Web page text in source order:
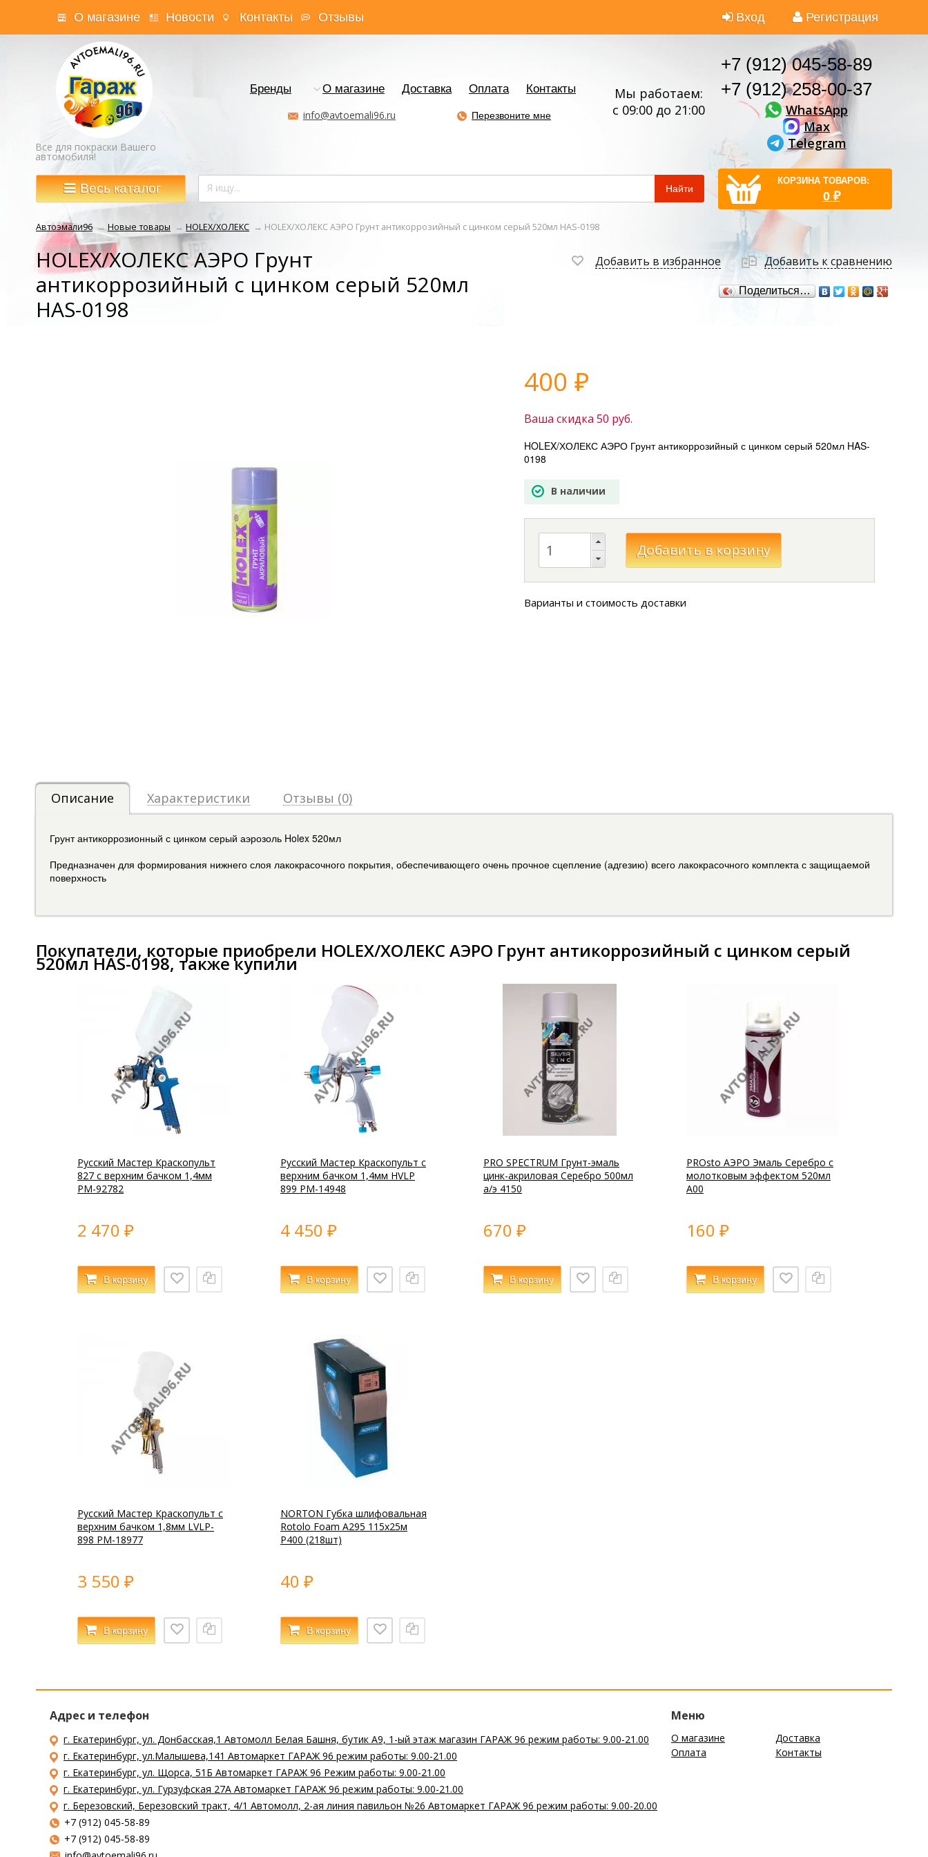
Вход Регистрация
О магазине Новости Контакты Отзывы
Все для покраски Вашего
автомобиля!
Бренды О магазине Доставка Оплата
Контакты
info@avtoemali96.ru
Перезвоните мне
Мы работаем:
с 09:00 до 21:00
+7 (912) 045-58-89
+7 (912) 258-00-37
WhatsApp
Max
Telegram
Весь каталог Найти
КОРЗИНА ТОВАРОВ:
0 ₽
Автоэмали96 →Новые товары → HOLEX/ХОЛЕКС → HOLEX/ХОЛЕКС АЭРО Грунт антикоррозийный с цинком серый 520мл HAS-0198
HOLEX/ХОЛЕКС АЭРО Грунт
антикоррозийный с цинком серый 520мл
HAS-0198
Добавить в избранное Добавить к сравнению
Поделиться…
400 ₽
Ваша скидка 50 руб.
HOLEX/ХОЛЕКС АЭРО Грунт антикоррозийный с цинком серый 520мл HAS-
0198
В наличии
Варианты и стоимость доставки
Описание Характеристики Отзывы (0)
Грунт антикоррозионный с цинком серый аэрозоль Holex 520мл
Предназначен для формирования нижнего слоя лакокрасочного покрытия, обеспечивающего очень прочное сцепление (адгезию) всего лакокрасочного комплекта с защищаемой
поверхность
Покупатели, которые приобрели HOLEX/ХОЛЕКС АЭРО Грунт антикоррозийный с цинком серый
520мл HAS-0198, также купили
Русский Мастер Краскопульт
827 с верхним бачком 1,4мм
РМ-92782
2 470 ₽
В корзину
Русский Мастер Краскопульт с
верхним бачком 1,4мм HVLP
899 РМ-14948
4 450 ₽
В корзину
PRO SPECTRUM Грунт-эмаль
цинк-акриловая Серебро 500мл
а/э 4150
670 ₽
В корзину
PROsto АЭРО Эмаль Серебро с
молотковым эффектом 520мл
А00
160 ₽
В корзину
Русский Мастер Краскопульт с
верхним бачком 1,8мм LVLP-
898 РМ-18977
3 550 ₽
В корзину
NORTON Губка шлифовальная
Rotolo Foam А295 115х25м
Р400 (218шт)
40 ₽
В корзину
Адрес и телефон
г. Екатеринбург, ул. Донбасская,1 Автомолл Белая Башня, бутик А9, 1-ый этаж магазин ГАРАЖ 96 режим работы: 9.00-21.00
г. Екатеринбург, ул.Малышева,141 Автомаркет ГАРАЖ 96 режим работы: 9.00-21.00
г. Екатеринбург, ул. Щорса, 51Б Автомаркет ГАРАЖ 96 Режим работы: 9.00-21.00
г. Екатеринбург, ул. Гурзуфская 27А Автомаркет ГАРАЖ 96 режим работы: 9.00-21.00
г. Березовский, Березовский тракт, 4/1 Автомолл, 2-ая линия павильон №26 Автомаркет ГАРАЖ 96 режим работы: 9.00-20.00
+7 (912) 045-58-89
+7 (912) 045-58-89
Меню
О магазине
Доставка
Оплата
Контакты